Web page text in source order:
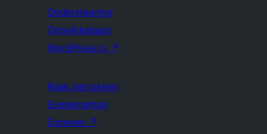
Ondersteuning
Ontwikkelaars
WordPress.tv ↗
Raak betrokken
Evenementen
Doneren ↗